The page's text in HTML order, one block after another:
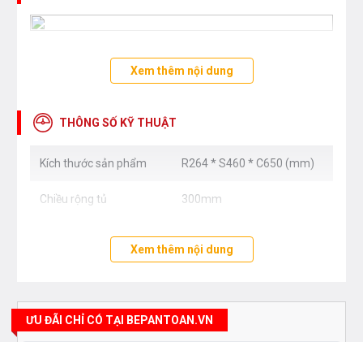
Xem thêm nội dung
THÔNG SỐ KỸ THUẬT
Kích thước sản phẩm R264 * S460 * C650 (mm)
Chiều rộng tủ 300mm
Xem thêm nội dung
ƯU ĐÃI CHỈ CÓ TẠI BEPANTOAN.VN